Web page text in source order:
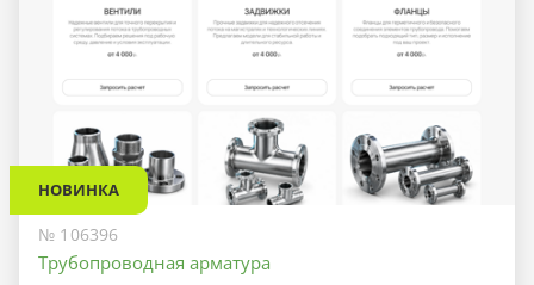
НОВИНКА
№ 106396
Трубопроводная арматура